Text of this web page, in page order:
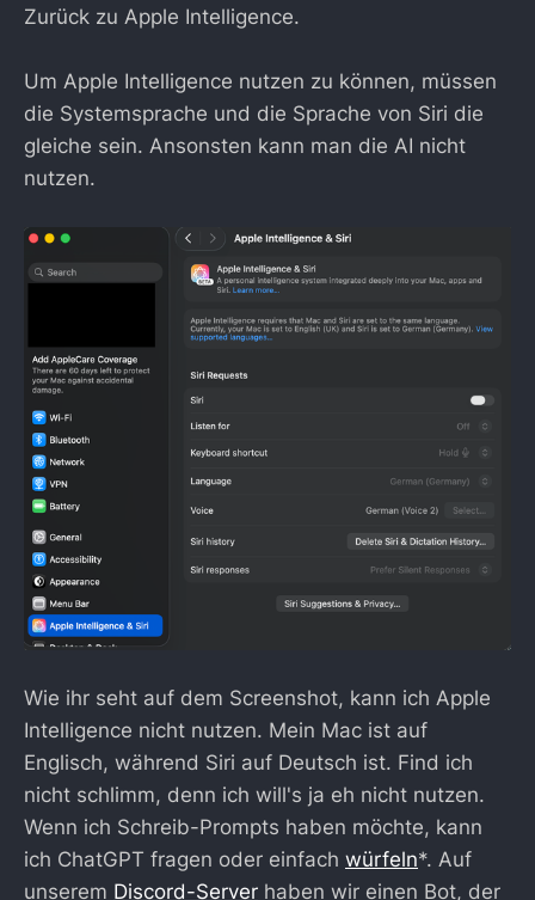
Zurück zu Apple Intelligence.
Um Apple Intelligence nutzen zu können, müssen
die Systemsprache und die Sprache von Siri die
gleiche sein. Ansonsten kann man die AI nicht
nutzen.
Wie ihr seht auf dem Screenshot, kann ich Apple
Intelligence nicht nutzen. Mein Mac ist auf
Englisch, während Siri auf Deutsch ist. Find ich
nicht schlimm, denn ich will's ja eh nicht nutzen.
Wenn ich Schreib-Prompts haben möchte, kann
ich ChatGPT fragen oder einfach würfeln*. Auf
unserem Discord-Server haben wir einen Bot, der